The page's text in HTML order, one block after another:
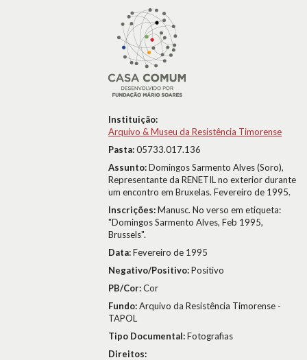
Instituição:
Arquivo & Museu da Resistência Timorense
Pasta:05733.017.136
Assunto:Domingos Sarmento Alves (Soro),
Representante da RENETIL no exterior durante
um encontro em Bruxelas. Fevereiro de 1995.
Inscrições:Manusc. No verso em etiqueta:
"Domingos Sarmento Alves, Feb 1995,
Brussels".
Data:Fevereiro de 1995
Negativo/Positivo:Positivo
PB/Cor:Cor
Fundo:Arquivo da Resistência Timorense -
TAPOL
Tipo Documental:Fotografias
Direitos: